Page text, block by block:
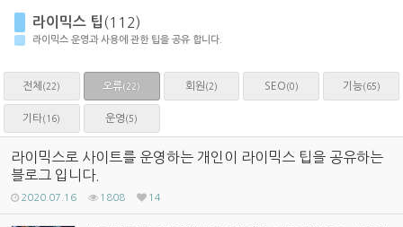
라이믹스 팁 (112)
라이믹스 운영과 사용에 관한 팁을 공유 합니다.
전체 (22) 오류(22) 회원 (2) SEO (0) 기능(65)
기타(16) 운영 (5)
라이믹스로 사이트를 운영하는 개인이 라이믹스 팁을 공유하는
블로그 입니다.
2020.07.16 1808 14